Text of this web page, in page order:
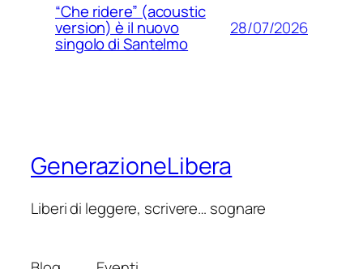
“Che ridere” (acoustic
version) è il nuovo
singolo di Santelmo
28/07/2026
GenerazioneLibera
Liberi di leggere, scrivere… sognare